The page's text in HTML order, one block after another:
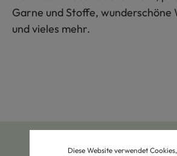
Garne und Stoffe, wunderschöne
und vieles mehr.
Diese Website verwendet